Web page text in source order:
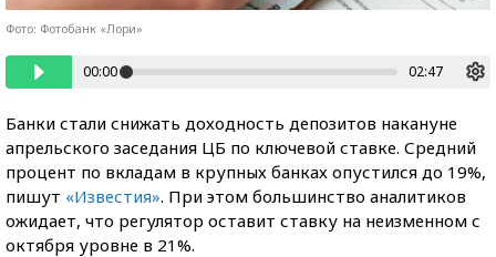
Фото: Фотобанк «Лори»
00:00 02:47
Банки стали снижать доходность депозитов накануне
апрельского заседания ЦБ по ключевой ставке. Средний
процент по вкладам в крупных банках опустился до 19%,
пишут «Известия». При этом большинство аналитиков
ожидает, что регулятор оставит ставку на неизменном с
октября уровне в 21%.